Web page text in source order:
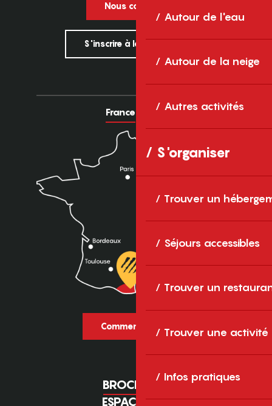
Autour de l'eau
Autour de la neige
Autres activités
S'organiser
Trouver un
Séjours accessibles
Trouver un
Trouver une activité
Infos pratiques
Nous contacter
S'inscrire à la newsletter
France Europe
Comment venir ?
BROCHURES
ESPACE PRO